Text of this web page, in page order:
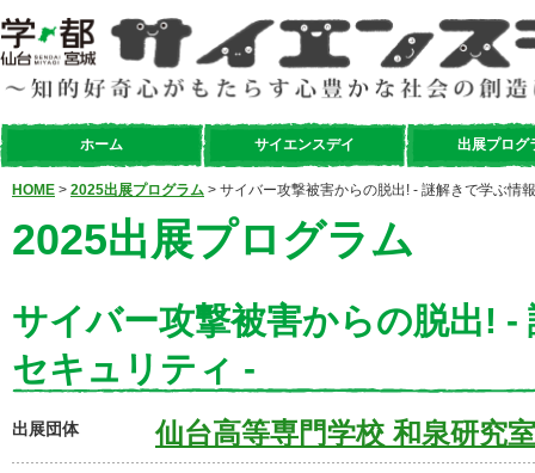
ホーム サイエンスデイ 出展プログ
HOME > 2025出展プログラム > サイバー攻撃被害からの脱出! - 謎解きで学ぶ情
2025出展プログラム
サイバー攻撃被害からの脱出! -
セキュリティ -
出展団体 仙台高等専門学校 和泉研究室